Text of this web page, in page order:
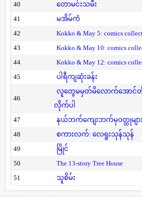
40
တောမင်းသမီး
41
မအိမ်ကံ
42
Kokko & May 5: comics
43
Kokko & May 10: comics
44
Kokko & May 12: comics
45
ပါရီကျဆုံးခန်း
46
လူတွေမမှတ်မိလောက်အောင်တို
လိုက်ပါ
47 နယ်ဘက်ကျေးဘက်မှဝတ္ထုများ
48
စကားလက်: လေရူးသုန်သုန်
49
မြိုင်
50
The 13-story Tree House
51
သူစိမ်း